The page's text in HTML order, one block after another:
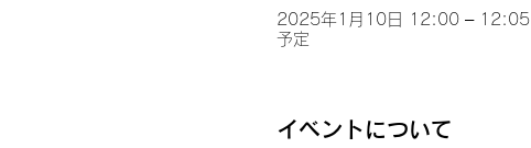
2025年1月10日 12:00 – 12:05
予定
イベントについて